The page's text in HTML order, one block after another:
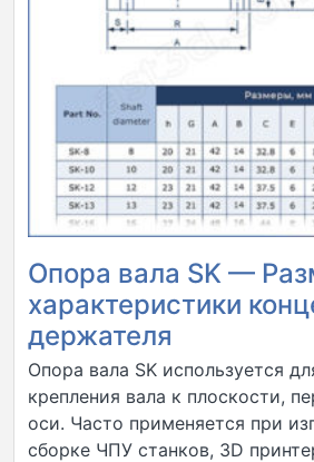
Опора вала SK —
характеристики
держателя
Опора вала SK используется
крепления вала к плоскости,
оси. Часто применяется при
сборке ЧПУ станков, 3D